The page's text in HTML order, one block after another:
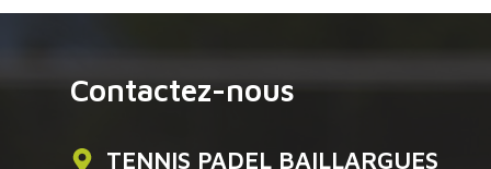
Contactez-nous
TENNIS PADEL BAILLARGUES